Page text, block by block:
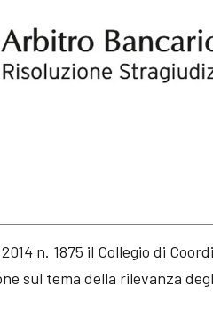
n. 1875 il Collegio di
sul tema della rilevanza